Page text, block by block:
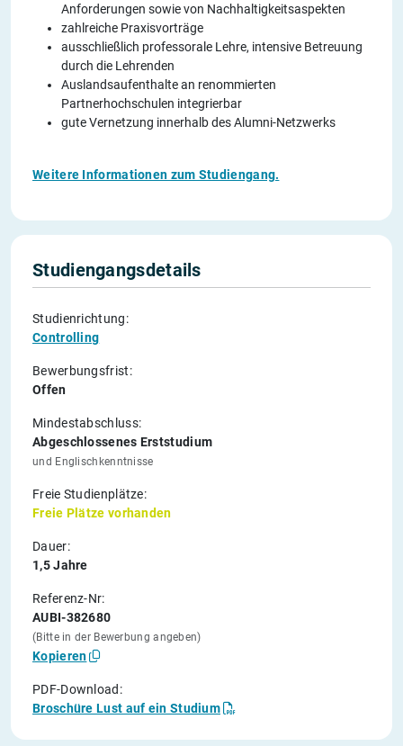
Anforderungen sowie von Nachhaltigkeitsaspekten
zahlreiche Praxisvorträge
ausschließlich professorale Lehre, intensive Betreuung
durch die Lehrenden
Auslandsaufenthalte an renommierten
Partnerhochschulen integrierbar
gute Vernetzung innerhalb des Alumni-Netzwerks
Weitere Informationen zum Studiengang.
Studiengangsdetails
Studienrichtung:
Controlling
Bewerbungsfrist:
Offen
Mindestabschluss:
Abgeschlossenes Erststudium
und Englischkenntnisse
Freie Studienplätze:
Freie Plätze vorhanden
Dauer:
1,5 Jahre
Referenz-Nr:
AUBI-382680
(Bitte in der Bewerbung angeben)
Kopieren
PDF-Download:
Broschüre Lust auf ein Studium